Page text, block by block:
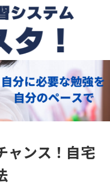
ャンス！自宅